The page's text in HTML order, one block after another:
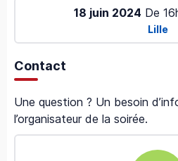
18 juin 2024 De
Lille
Contact
Une question ? Un besoin
l’organisateur de la soirée.